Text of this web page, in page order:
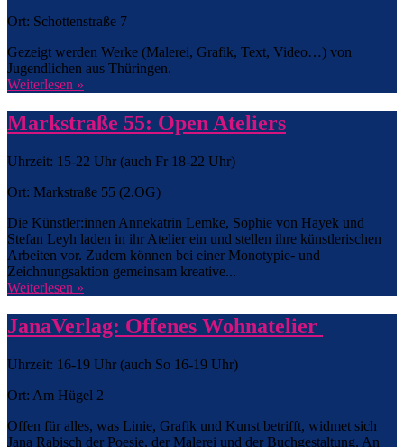
Ort: Schottenstraße 7
Gezeigt werden Werke (Malerei, Grafik, Text, Video…) von
Jugendlichen aus Thüringen.
Weiterlesen »
Markstraße 55: Open Ateliers
Uhrzeit: 15-22 Uhr (auch Fr 18-22 Uhr)
Ort: Markstraße 55 (2.OG)
Die Künstler:innen Annekatrin Lemke, Sophie von Hayek und
Stefan Leyh laden in ihr Atelier ein und stellen ihre künstlerischen
Arbeiten vor. Zudem können bei einer Monotypie- und
Zeichnungsaktion gemeinsam kreative...
Weiterlesen »
JanaVerlag: Offenes Wohnatelier
Uhrzeit: 16-19 Uhr (auch So 16-19 Uhr)
Ort: Am Hügel 2
Offen für alles, was Linie, Grafik und Kunst betrifft, widmet sich
Jana Rabisch der Poesie, der Malerei und der Buchgestaltung. An